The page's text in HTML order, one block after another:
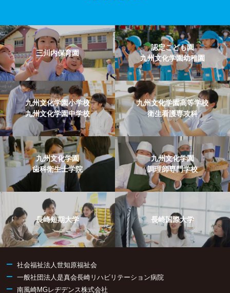
三川内保育園
認定こども園
九州文化学園幼稚園
九州文化学園小学校
九州文化学園中学校
九州文化学園高等学校
衛生看護専攻科
九州文化学園
歯科衛生士学院
九州文化学園
調理師専門学校
長崎短期大学 長崎国際大学
社会福祉法人世知原福祉会
一般社団法人是真会長崎リハビリテーション病院
南風崎MGレヂデンス株式会社